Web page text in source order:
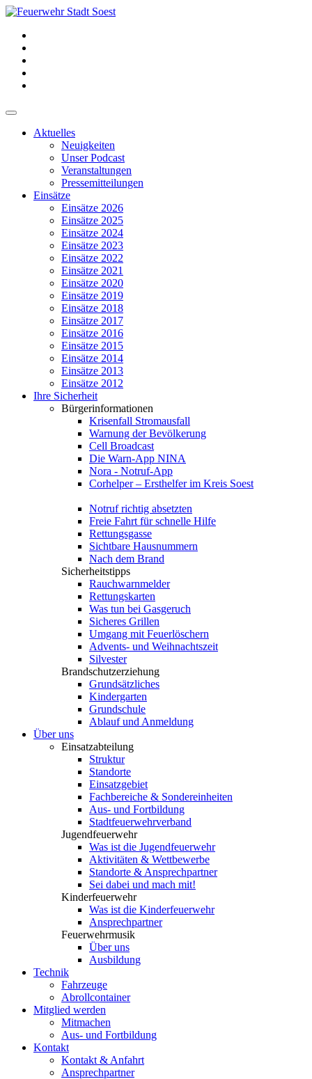
Aktuelles
Neuigkeiten
Unser Podcast
Veranstaltungen
Pressemitteilungen
Einsätze
Einsätze 2026
Einsätze 2025
Einsätze 2024
Einsätze 2023
Einsätze 2022
Einsätze 2021
Einsätze 2020
Einsätze 2019
Einsätze 2018
Einsätze 2017
Einsätze 2016
Einsätze 2015
Einsätze 2014
Einsätze 2013
Einsätze 2012
Ihre Sicherheit
Bürgerinformationen
Krisenfall Stromausfall
Warnung der Bevölkerung
Cell Broadcast
Die Warn-App NINA
Nora - Notruf-App
Corhelper – Ersthelfer im Kreis Soest
Notruf richtig absetzten
Freie Fahrt für schnelle Hilfe
Rettungsgasse
Sichtbare Hausnummern
Nach dem Brand
Sicherheitstipps
Rauchwarnmelder
Rettungskarten
Was tun bei Gasgeruch
Sicheres Grillen
Umgang mit Feuerlöschern
Advents- und Weihnachtszeit
Silvester
Brandschutzerziehung
Grundsätzliches
Kindergarten
Grundschule
Ablauf und Anmeldung
Über uns
Einsatzabteilung
Struktur
Standorte
Einsatzgebiet
Fachbereiche & Sondereinheiten
Aus- und Fortbildung
Stadtfeuerwehrverband
Jugendfeuerwehr
Was ist die Jugendfeuerwehr
Aktivitäten & Wettbewerbe
Standorte & Ansprechpartner
Sei dabei und mach mit!
Kinderfeuerwehr
Was ist die Kinderfeuerwehr
Ansprechpartner
Feuerwehrmusik
Über uns
Ausbildung
Technik
Fahrzeuge
Abrollcontainer
Mitglied werden
Mitmachen
Aus- und Fortbildung
Kontakt
Kontakt & Anfahrt
Ansprechpartner